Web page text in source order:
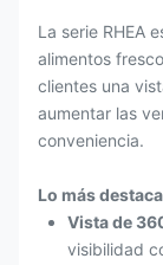
La serie RHEA
alimentos
clientes una
aumentar las
conveniencia.
Lo más
Vista de
visibilidad